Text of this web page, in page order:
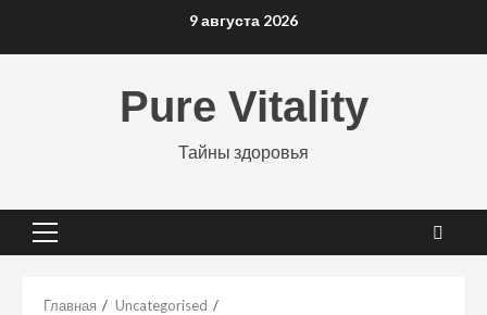
9 августа 2026
Pure Vitality
Тайны здоровья
Основное
Главная
Uncategorised